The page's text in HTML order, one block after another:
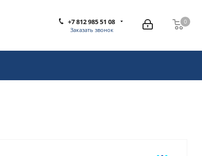
0
0
+7 812 985 51 08
Заказать звонок